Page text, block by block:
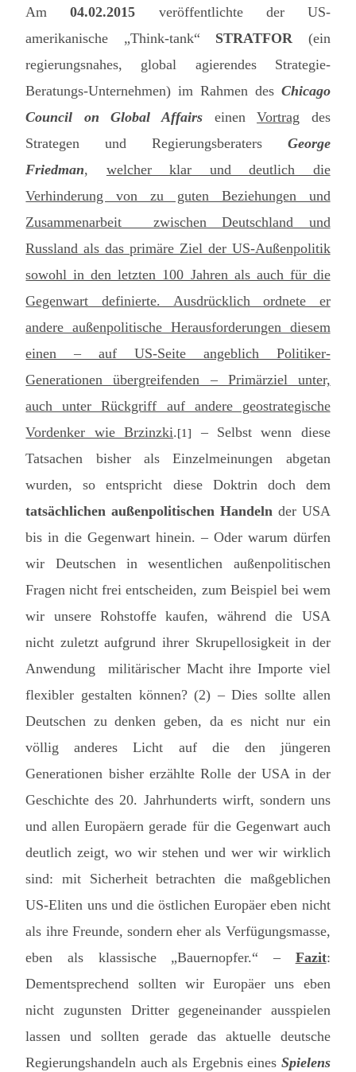
Am04.02.2015 veröffentlichte der US-
amerikanische „Think-tank“ STRATFOR (ein
regierungsnahes, global agierendes Strategie-
Beratungs-Unternehmen) im Rahmen des Chicago
Council on Global Affairs einenVortrag des
Strategen und Regierungsberaters George
Friedman, welcher klar und deutlich die
Verhinderung von zu guten Beziehungen und
Zusammenarbeit zwischen Deutschland und
Russland als das primäre Ziel der US-Außenpolitik
sowohl in den letzten 100 Jahren als auch für die
Gegenwart definierte. Ausdrücklich ordnete er
andere außenpolitische Herausforderungen diesem
einen – auf US-Seite angeblich Politiker-
Generationen übergreifenden – Primärziel unter,
auch unter Rückgriff auf andere geostrategische
Vordenker wie Brzinzki.[1]
– Selbst wenn diese
Tatsachen bisher als Einzelmeinungen abgetan
wurden, so entspricht diese Doktrin doch dem
tatsächlichen außenpolitischen Handeln der USA
bis in die Gegenwart hinein. – Oder warum dürfen
wir Deutschen in wesentlichen außenpolitischen
Fragen nicht frei entscheiden, zum Beispiel bei wem
wir unsere Rohstoffe kaufen, während die USA
nicht zuletzt aufgrund ihrer Skrupellosigkeit in der
Anwendung militärischer Macht ihre Importe viel
flexibler gestalten können? (2) – Dies sollte allen
Deutschen zu denken geben, da es nicht nur ein
völlig anderes Licht auf die den jüngeren
Generationen bisher erzählte Rolle der USA in der
Geschichte des 20. Jahrhunderts wirft, sondern uns
und allen Europäern gerade für die Gegenwart auch
deutlich zeigt, wo wir stehen und wer wir wirklich
sind: mit Sicherheit betrachten die maßgeblichen
US-Eliten uns und die östlichen Europäer eben nicht
als ihre Freunde, sondern eher als Verfügungsmasse,
eben als klassische „Bauernopfer.“ – Fazit:
Dementsprechend sollten wir Europäer uns eben
nicht zugunsten Dritter gegeneinander ausspielen
lassen und sollten gerade das aktuelle deutsche
Regierungshandeln auch als Ergebnis eines Spielens